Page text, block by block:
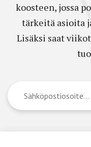
koosteen, jossa
tärkeitä asioita
Lisäksi saat